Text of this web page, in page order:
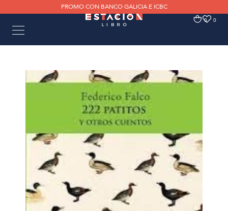
PROMO CON BANCO GALICIA E ICBC
0 0